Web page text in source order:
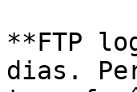
**FTP
dias.